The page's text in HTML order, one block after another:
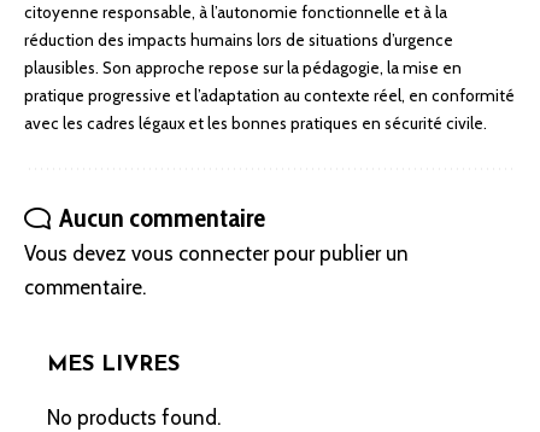
citoyenne responsable, à l’autonomie fonctionnelle et à la
réduction des impacts humains lors de situations d’urgence
plausibles. Son approche repose sur la pédagogie, la mise en
pratique progressive et l’adaptation au contexte réel, en conformité
avec les cadres légaux et les bonnes pratiques en sécurité civile.
Aucun commentaire
Vous devez vous connecterpour publier un
commentaire.
MES LIVRES
No products found.